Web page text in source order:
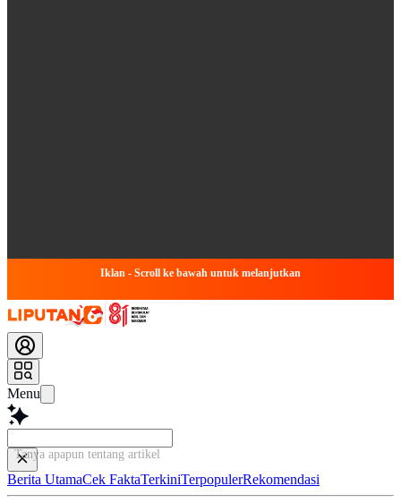
Iklan - Scroll ke bawah untuk melanjutkan
Menu
Tanya apapun tentang artikel ini...
Berita UtamaCek FaktaTerkiniTerpopulerRekomendasi